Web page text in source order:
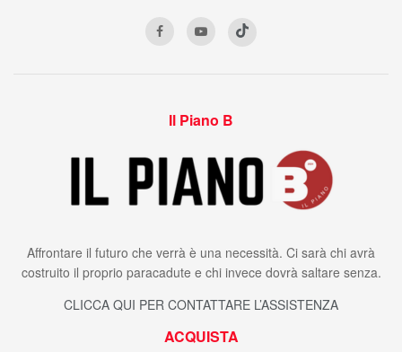
Il Piano B
Affrontare il futuro che verrà è una necessità. Ci sarà chi avrà
costruito il proprio paracadute e chi invece dovrà saltare senza.
CLICCA QUI PER CONTATTARE L’ASSISTENZA
ACQUISTA